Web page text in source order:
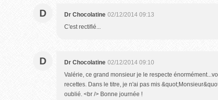
D Dr Chocolatine 02/12/2014 09:13
C'est rectifié...
D Dr Chocolatine 02/12/2014 09:10
Valérie, ce grand monsieur je le respecte
recettes. Dans le titre, je n'ai pas mis
oublié. <br /> Bonne journée !